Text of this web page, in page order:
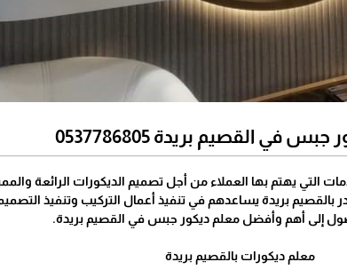
في القصيم بريدة 0537786805
التي يهتم بها العملاء من أجل تصميم الديكورات الرائعة
بريدة يساعدهم في تنفيذ أعمال التركيب وتنفيذ
إلى أهم وأفضل معلم ديكور جبس في القصيم بريدة.
معلم ديكورات بالقصيم بريدة